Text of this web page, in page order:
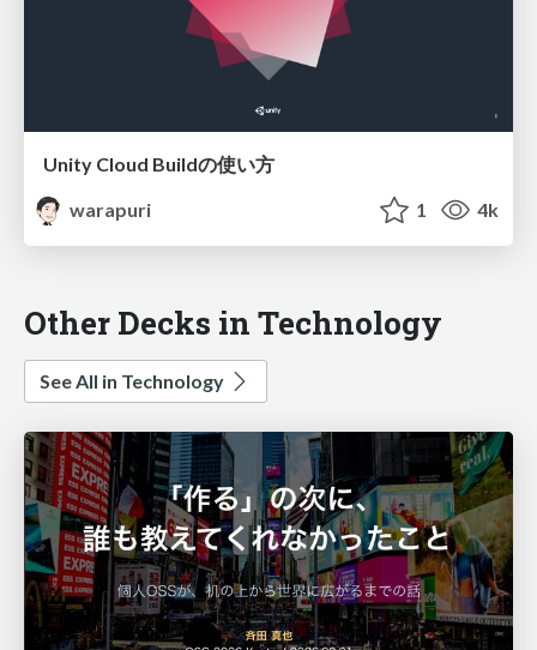
Unity Cloud Buildの使い方
warapuri
1 4k
Other Decks in Technology
See All in Technology